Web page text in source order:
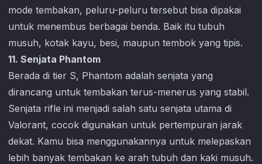
mode tembakan, peluru-peluru tersebut bisa dipakai
untuk menembus berbagai benda. Baik itu tubuh
musuh, kotak kayu, besi, maupun tembok yang tipis.
11. Senjata Phantom
Berada di tier S, Phantom adalah senjata yang
dirancang untuk tembakan terus-menerus yang stabil.
Senjata rifle ini menjadi salah satu senjata utama di
Valorant, cocok digunakan untuk pertempuran jarak
dekat. Kamu bisa menggunakannya untuk melepaskan
lebih banyak tembakan ke arah tubuh dan kaki musuh.